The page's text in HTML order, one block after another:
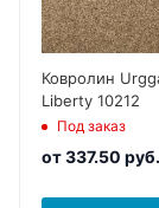
Ковролин
Liberty 10212
Под заказ
от337.50 руб.